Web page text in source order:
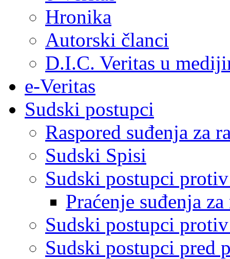
Hronika
Autorski članci
D.I.C. Veritas u
e-Veritas
Sudski postupci
Raspored suđenja za
Sudski Spisi
Sudski postupci
Praćenje suđenja
Sudski postupci
Sudski postupci pred